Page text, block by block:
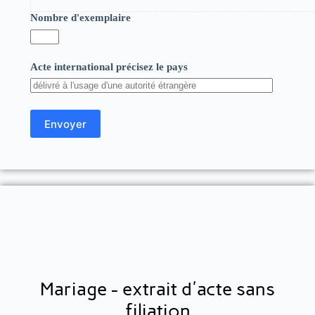
Nombre d'exemplaire
Acte international précisez le pays
Mariage - extrait d'acte sans